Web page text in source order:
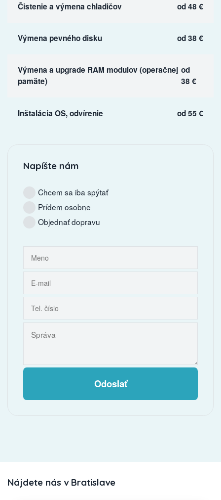
Čistenie a výmena chladičov od 48 €
Výmena pevného disku od 38 €
Výmena a upgrade RAM modulov (operačnej
pamäte)
od
38 €
Inštalácia OS, odvírenie od 55 €
Napíšte nám
Chcem sa iba spýtať
Prídem osobne
Objednať dopravu
Odoslať
Nájdete nás v Bratislave